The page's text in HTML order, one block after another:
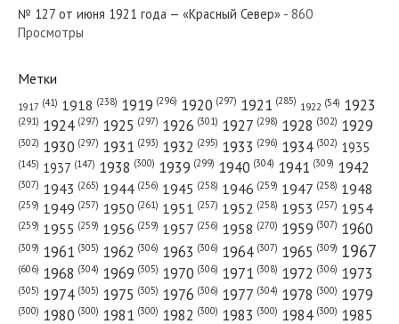
№ 54 от марта 1953 года —
№ 127 от июня 1921 года — «Красный Север» - 860
Просмотры
Метки
1917 (41) 1918 (238) 1919 (296) 1920 (297) 1921 (285) 1922 (54) 1923
(291) 1924 (297) 1925 (297) 1926 (301) 1927 (298) 1928 (302) 1929
(302) 1930 (297) 1931 (293) 1932 (295) 1933 (296) 1934 (302) 1935
(145) 1937 (147) 1938 (300) 1939 (299) 1940 (304) 1941 (309) 1942
(307) 1943 (265) 1944 (256) 1945 (258) 1946 (259) 1947 (258) 1948
(259) 1949 (257) 1950 (261) 1951 (257) 1952 (258) 1953 (257) 1954
(259) 1955 (259) 1956 (259) 1957 (256) 1958 (270) 1959 (307) 1960
(309) 1961 (305) 1962 (306) 1963 (306) 1964 (307) 1965 (309) 1967
(606) 1968 (304) 1969 (305) 1970 (306) 1971 (308) 1972 (306) 1973
(305) 1974 (305) 1975 (305) 1976 (306) 1977 (304) 1978 (300) 1979
(300) 1980 (300) 1981 (300) 1982 (300) 1983 (300) 1984 (300) 1985